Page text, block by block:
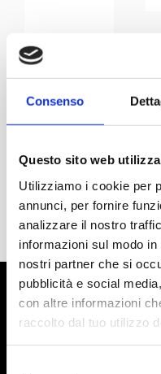
Consenso
Questo sito web
Utilizziamo i cookie per
annunci, per fornire
analizzare il nostro
informazioni sul modo
nostri partner che si
pubblicità e social
con altre informazioni
raccolto dal tuo utilizzo